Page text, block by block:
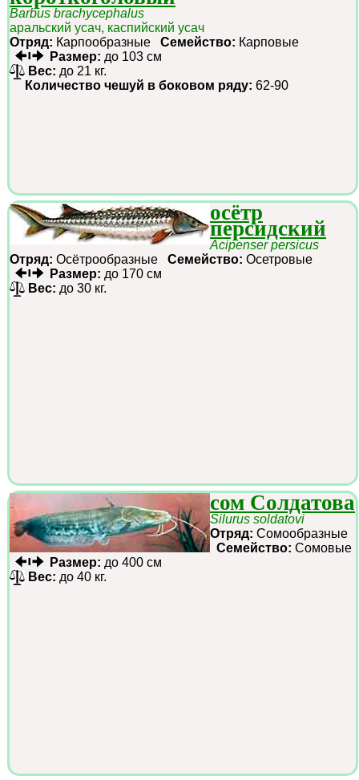
Barbus brachycephalus
аральский усач, каспийский усач
Отряд: Карпообразные Семейство: Карповые
Размер: до 103 см
Вес: до 21 кг.
Количество чешуй в боковом ряду: 62-90
осётр
персидский
Acipenser persicus
Отряд: Осётрообразные Семейство: Осетровые
Размер: до 170 см
Вес: до 30 кг.
сом Солдатова
Silurus soldatovi
Отряд: Сомообразные
Семейство: Сомовые
Размер: до 400 см
Вес: до 40 кг.